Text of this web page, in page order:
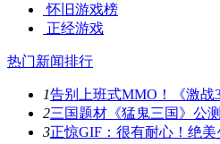
怀旧游戏榜
正经游戏
热门新闻排行
1告别上班式MMO！《激战
2三国题材《猛鬼三国》公
3正惊GIF：很有耐心！绝